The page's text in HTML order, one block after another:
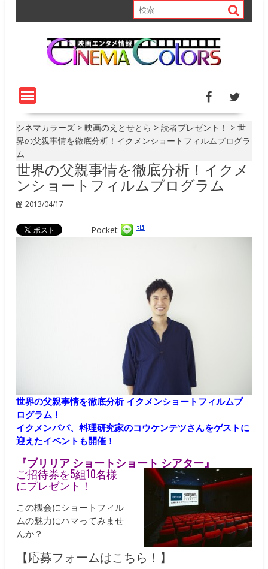
シネマカラーズ >映画のえとせとら >読者プレゼント！ >世
界の父親事情を徹底分析！イクメンショートフィルムプログラ
ム
世界の父親事情を徹底分析！イクメ
ンショートフィルムプログラム
2013/04/17
Pocket
世界の父親事情を徹底分析 イクメンショートフィルムプ
ログラム！
イクメンパパ、料理研究家のコウケンテツさんをゲストに
迎えたイベントも開催！
『ブリリア ショートショート シアター』
ご招待券を5組10名様
にプレゼント！
この機会にショートフィル
ムの魅力にハマってみませ
んか？
【応募フォームはこちら！】